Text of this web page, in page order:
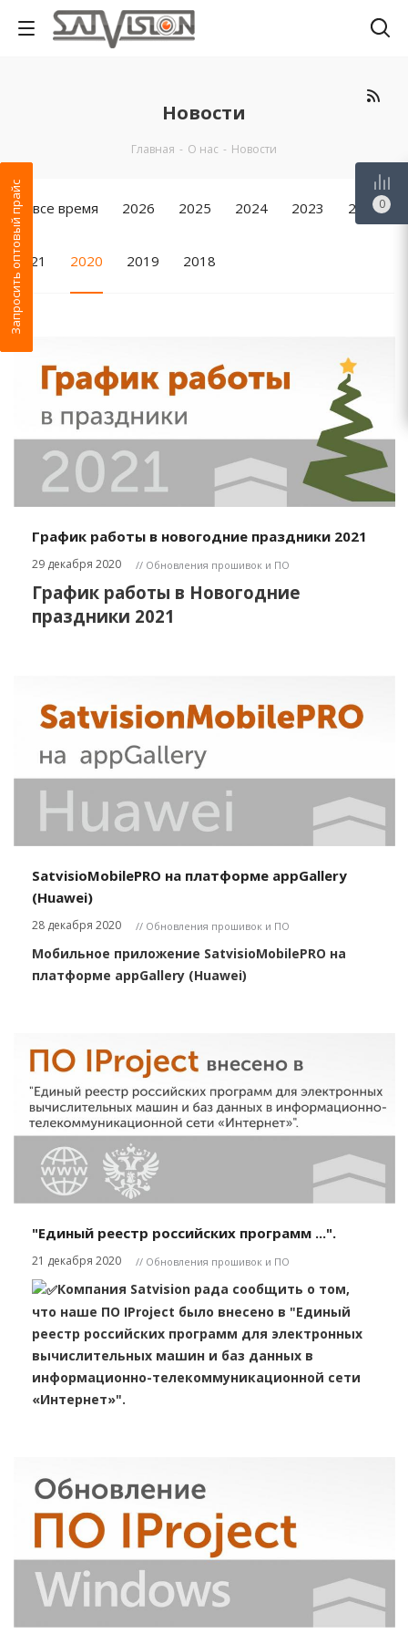
Новости
Главная - О нас - Новости
За все время 2026 2025 2024 2023 2022
2021 2020 2019 2018
График работы в новогодние праздники 2021
29 декабря 2020 // Обновления прошивок и ПО
График работы в Новогодние
праздники 2021
SatvisioMobilePRO на платформе appGallery
(Huawei)
28 декабря 2020 // Обновления прошивок и ПО
Мобильное приложение SatvisioMobilePRO на
платформе appGallery (Huawei)
"Единый реестр российских программ ...".
21 декабря 2020 // Обновления прошивок и ПО
Компания Satvision рада сообщить о том,
что наше ПО IProject было внесено в "Единый
реестр российских программ для электронных
вычислительных машин и баз данных в
информационно-телекоммуникационной сети
«Интернет»".
Запросить оптовый прайс 0